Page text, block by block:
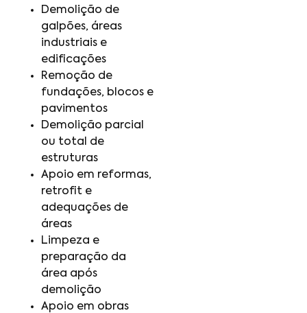
Demolição de
galpões, áreas
industriais e
edificações
Remoção de
fundações, blocos e
pavimentos
Demolição parcial
ou total de
estruturas
Apoio em reformas,
retrofit e
adequações de
áreas
Limpeza e
preparação da
área após
demolição
Apoio em obras